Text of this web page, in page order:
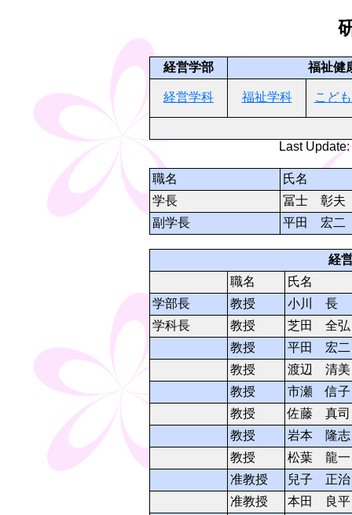
経営学部 福祉健
経営学科 福祉学科 こど
Last
職名
氏名
学長
冨士 彰夫
副学長
平田 宏二
経
職名
氏名
学部長
教授
小川 長
学科長
教授
芝田 全弘
教授
平田 宏二
教授
渡辺 清美
教授
市瀬 信子
教授
佐藤 真司
教授
岩本 隆志
教授
松葉 龍一
准教授
兒子 正治
准教授
本田 良平